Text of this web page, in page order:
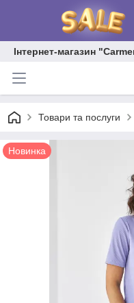
Інтернет-магазин
Товари та послуги
Новинка